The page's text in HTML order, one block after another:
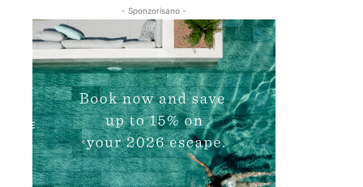
- Sponzorisano -